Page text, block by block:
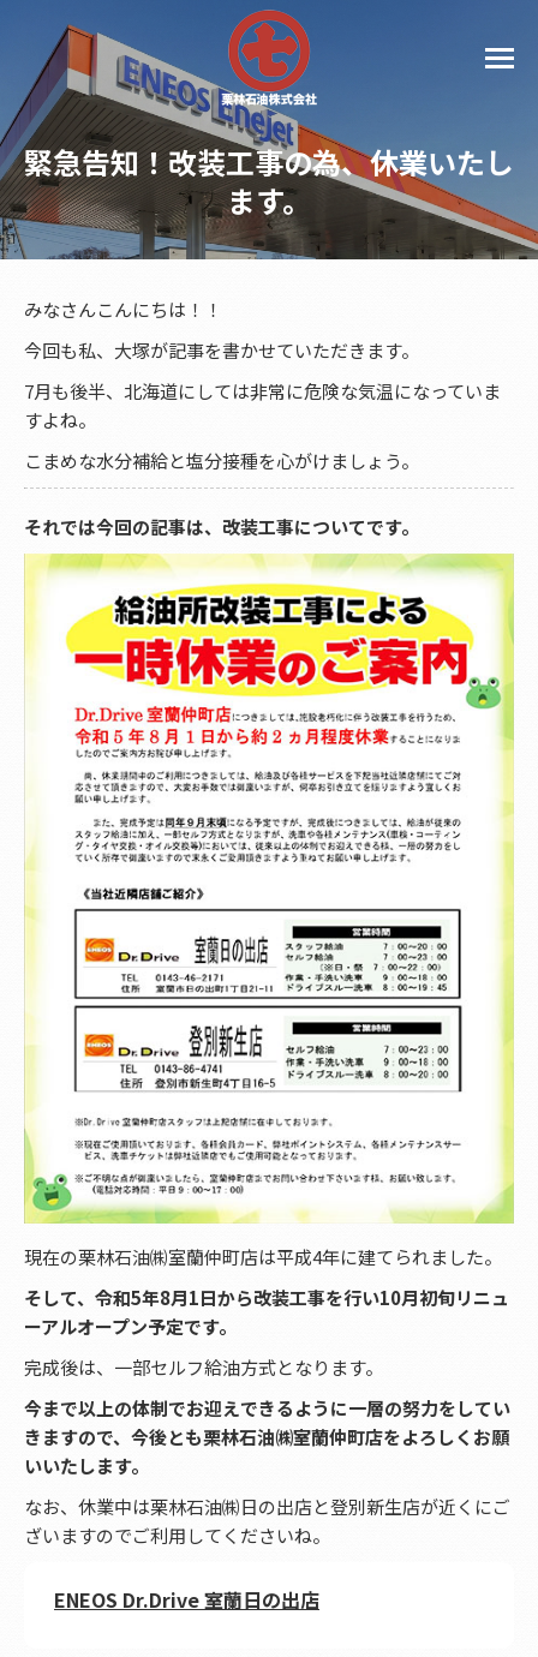
緊急告知！改装工事の為、休業いたし
ます。
みなさんこんにちは！！
今回も私、大塚が記事を書かせていただきます。
7月も後半、北海道にしては非常に危険な気温になっていま
すよね。
こまめな水分補給と塩分接種を心がけましょう。
それでは今回の記事は、改装工事についてです。
現在の栗林石油㈱室蘭仲町店は平成4年に建てられました。
そして、令和5年8月1日から改装工事を行い10月初旬リニュ
ーアルオープン予定です。
完成後は、一部セルフ給油方式となります。
今まで以上の体制でお迎えできるように一層の努力をしてい
きますので、今後とも栗林石油㈱室蘭仲町店をよろしくお願
いいたします。
なお、休業中は栗林石油㈱日の出店と登別新生店が近くにご
ざいますのでご利用してくださいね。
ENEOS Dr.Drive 室蘭日の出店